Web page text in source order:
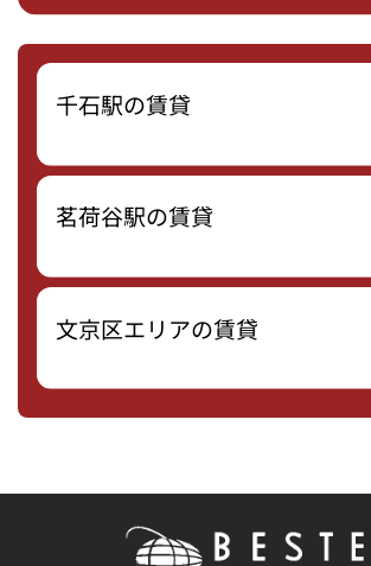
千石駅の賃貸
茗荷谷駅の賃貸
文京区エリアの賃貸